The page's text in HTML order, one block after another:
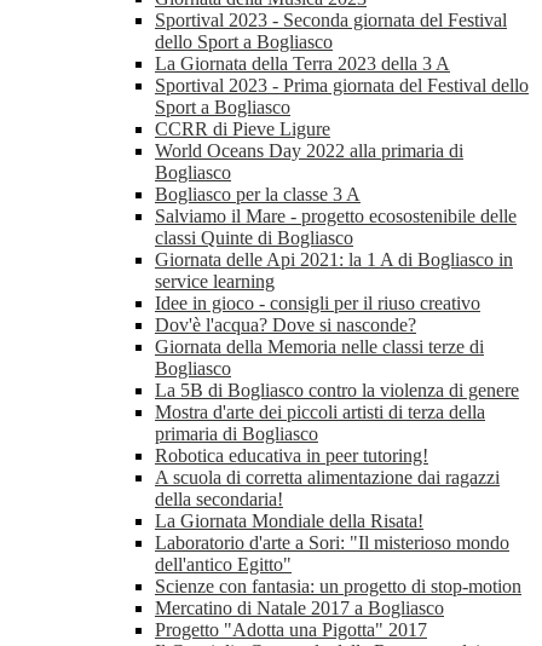
Sportival 2023 - Seconda giornata del Festival
dello Sport a Bogliasco
La Giornata della Terra 2023 della 3 A
Sportival 2023 - Prima giornata del Festival dello
Sport a Bogliasco
CCRR di Pieve Ligure
World Oceans Day 2022 alla primaria di
Bogliasco
Bogliasco per la classe 3 A
Salviamo il Mare - progetto ecosostenibile delle
classi Quinte di Bogliasco
Giornata delle Api 2021: la 1 A di Bogliasco in
service learning
Idee in gioco - consigli per il riuso creativo
Dov'è l'acqua? Dove si nasconde?
Giornata della Memoria nelle classi terze di
Bogliasco
La 5B di Bogliasco contro la violenza di genere
Mostra d'arte dei piccoli artisti di terza della
primaria di Bogliasco
Robotica educativa in peer tutoring!
A scuola di corretta alimentazione dai ragazzi
della secondaria!
La Giornata Mondiale della Risata!
Laboratorio d'arte a Sori: "Il misterioso mondo
dell'antico Egitto"
Scienze con fantasia: un progetto di stop-motion
Mercatino di Natale 2017 a Bogliasco
Progetto "Adotta una Pigotta" 2017